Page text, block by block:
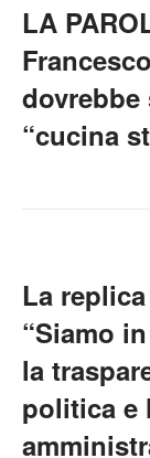
LA
“cucina
La
“Siamo
la
politica e